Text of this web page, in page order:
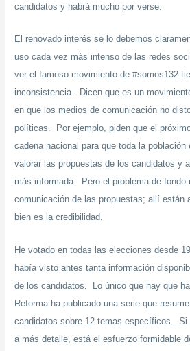
candidatos y habrá mucho por verse.
El renovado interés se lo debemos
uso cada vez más intenso de las redes
ver el famoso movimiento de #somos132
inconsistencia. Dicen que es un
en que los medios de comunicación no
políticas. Por ejemplo, piden que el
cadena nacional para que toda la población
valorar las propuestas de los candidatos y
más informada. Pero el problema de fondo
comunicación de las propuestas; allí
bien es la credibilidad.
He votado en todas las elecciones desde
había visto antes tanta información
de los candidatos. Lo único que hay que
Reforma ha publicado una serie que
candidatos sobre 12 temas específicos. Si
a más detalle, está el esfuerzo formidable